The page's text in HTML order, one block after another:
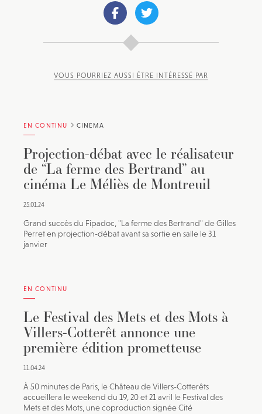
VOUS POURRIEZ AUSSI ÊTRE INTÉRESSÉ PAR
EN CONTINU CINÉMA
Projection-débat avec le réalisateur
de “La ferme des Bertrand” au
cinéma Le Méliès de Montreuil
25.01.24
Grand succès du Fipadoc, "La ferme des Bertrand" de Gilles
Perret en projection-débat avant sa sortie en salle le 31
janvier
EN CONTINU
Le Festival des Mets et des Mots à
Villers-Cotterêt annonce une
première édition prometteuse
11.04.24
À 50 minutes de Paris, le Château de Villers-Cotterêts
accueillera le weekend du 19, 20 et 21 avril le Festival des
Mets et des Mots, une coproduction signée Cité